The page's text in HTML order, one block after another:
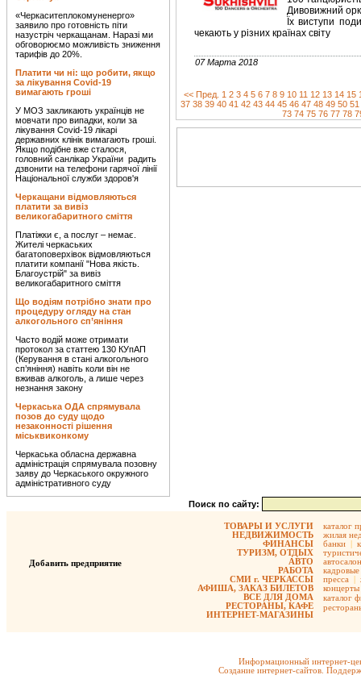
«Черкаситеплокомуненерго»
заявило про готовність піти
назустріч черкащанам. Наразі ми
обговорюємо можливість зниження
тарифів до 20%.
Платити чи ні: що робити, якщо
за лікування Covid-19
вимагають гроші
У МОЗ закликають українців не
мовчати про випадки, коли за
лікування Covid-19 лікарі
державних клінік вимагають гроші.
Якщо подібне вже сталося,
головний санлікар України радить
дзвонити на телефони гарячої лінії
Національної служби здоров'я
Черкащани відмовляються
платити за вивіз
великогабаритного сміття
Платіжки є, а послуг – немає.
Жителі черкаських
багатоповерхівок відмовляються
платити компанії "Нова якість.
Благоустрій" за вивіз
великогабаритного сміття
Що водіям потрібно знати про
процедуру огляду на стан
алкогольного сп’яніння
Часто водій може отримати
протокол за статтею 130 КУпАП
(Керування в стані алкогольного
сп’яніння) навіть коли він не
вживав алкоголь, а лише через
незнання закону
Черкаська ОДА спрямувала
позов до суду щодо
незаконності рішення
міськвиконкому
Черкаська обласна державна
адміністрація спрямувала позовну
заяву до Черкаського окружного
адміністративного суду
Дивовижний
Їх виступи
чекають у різних країнах світу
07 Марта 2018
<< Пред. 1 2 3 4 5 6 7 8 9 10 11 12 13 14 15
37 38 39 40 41 42 43 44 45 46 47 48 49 50 51
73 74 75 76 77 78
Поиск по сайту:
Добавить предприятие
ТОВАРЫ И УСЛУГИ
НЕДВИЖИМОСТЬ
ФИНАНСЫ
ТУРИЗМ, ОТДЫХ
АВТО
РАБОТА
СМИ г. ЧЕРКАССЫ
АФИША, ЗАКАЗ БИЛЕТОВ
ВСЕ ДЛЯ ДОМА
РЕСТОРАНЫ, КАФЕ
ИНТЕРНЕТ-МАГАЗИНЫ
каталог
жилая
банки |
кадровые
пресса |
концерты
каталог
Информационный интернет-
Создание интернет-сайтов.